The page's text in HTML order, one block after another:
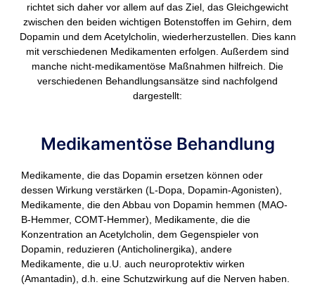
richtet sich daher vor allem auf das Ziel, das Gleichgewicht
zwischen den beiden wichtigen Botenstoffen im Gehirn, dem
Dopamin und dem Acetylcholin, wiederherzustellen. Dies kann
mit verschiedenen Medikamenten erfolgen. Außerdem sind
manche nicht-medikamentöse Maßnahmen hilfreich. Die
verschiedenen Behandlungsansätze sind nachfolgend
dargestellt:
Medikamentöse Behandlung
Medikamente, die das Dopamin ersetzen können oder
dessen Wirkung verstärken (L-Dopa, Dopamin-Agonisten),
Medikamente, die den Abbau von Dopamin hemmen (MAO-
B-Hemmer, COMT-Hemmer), Medikamente, die die
Konzentration an Acetylcholin, dem Gegenspieler von
Dopamin, reduzieren (Anticholinergika), andere
Medikamente, die u.U. auch neuroprotektiv wirken
(Amantadin), d.h. eine Schutzwirkung auf die Nerven haben.